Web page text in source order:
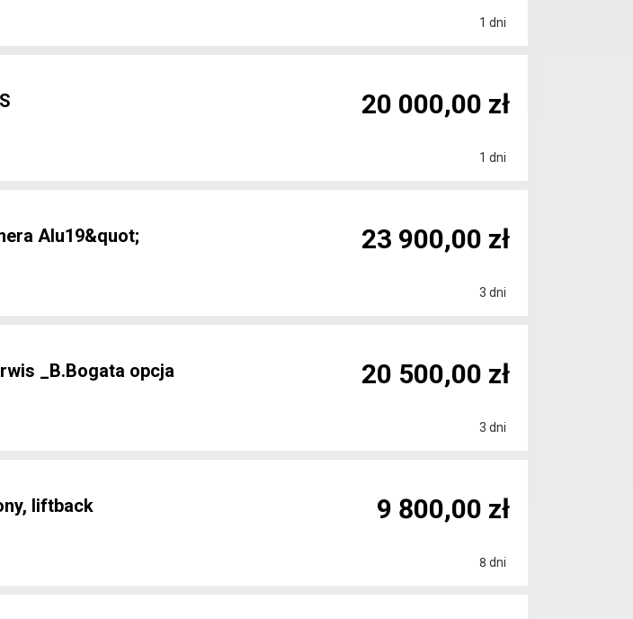
1 dni
1 dni
20 000,00 zł
Alu19&quot;
3 dni
23 900,00 zł
_B.Bogata opcja
3 dni
20 500,00 zł
liftback
8 dni
9 800,00 zł